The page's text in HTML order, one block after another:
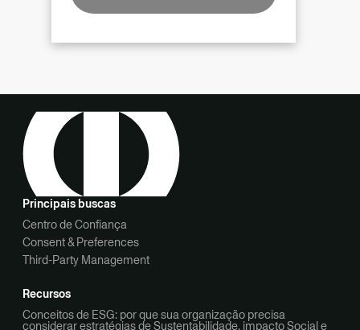
Principais buscas
Centro de Confiança
Consent & Preferences
Third-Party Management
Recursos
Conceitos de ESG: por que sua organização precisa
considerar estratégias de Sustentabilidade, impacto Social e